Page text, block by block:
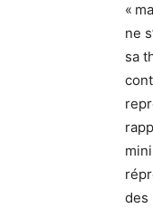
«
ne
sa
des